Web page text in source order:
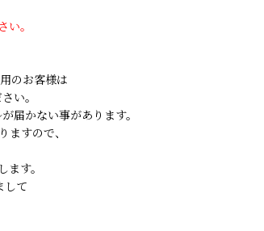
。
のお客様は
い。
届かない事があります。
すので、
す。
して